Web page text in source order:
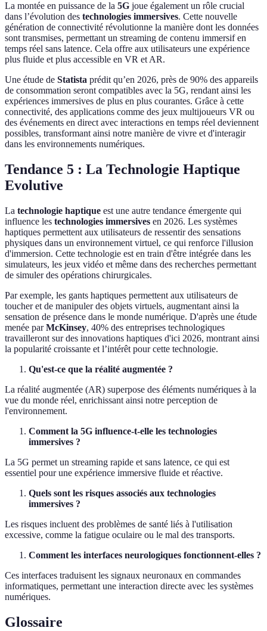
La montée en puissance de la 5G joue également un rôle crucial
dans l’évolution des technologies immersives. Cette nouvelle
génération de connectivité révolutionne la manière dont les données
sont transmises, permettant un streaming de contenu immersif en
temps réel sans latence. Cela offre aux utilisateurs une expérience
plus fluide et plus accessible en VR et AR.
Une étude de Statista prédit qu’en 2026, près de 90% des appareils
de consommation seront compatibles avec la 5G, rendant ainsi les
expériences immersives de plus en plus courantes. Grâce à cette
connectivité, des applications comme des jeux multijoueurs VR ou
des événements en direct avec interactions en temps réel deviennent
possibles, transformant ainsi notre manière de vivre et d'interagir
dans les environnements numériques.
Tendance 5 : La Technologie Haptique
Evolutive
La technologie haptique est une autre tendance émergente qui
influence les technologies immersives en 2026. Les systèmes
haptiques permettent aux utilisateurs de ressentir des sensations
physiques dans un environnement virtuel, ce qui renforce l'illusion
d'immersion. Cette technologie est en train d'être intégrée dans les
simulateurs, les jeux vidéo et même dans des recherches permettant
de simuler des opérations chirurgicales.
Par exemple, les gants haptiques permettent aux utilisateurs de
toucher et de manipuler des objets virtuels, augmentant ainsi la
sensation de présence dans le monde numérique. D'après une étude
menée parMcKinsey, 40% des entreprises technologiques
travailleront sur des innovations haptiques d'ici 2026, montrant ainsi
la popularité croissante et l’intérêt pour cette technologie.
Qu'est-ce que la réalité augmentée ?
La réalité augmentée (AR) superpose des éléments numériques à la
vue du monde réel, enrichissant ainsi notre perception de
l'environnement.
Comment la 5G influence-t-elle les technologies
immersives ?
La 5G permet un streaming rapide et sans latence, ce qui est
essentiel pour une expérience immersive fluide et réactive.
Quels sont les risques associés aux technologies
immersives ?
Les risques incluent des problèmes de santé liés à l'utilisation
excessive, comme la fatigue oculaire ou le mal des transports.
Comment les interfaces neurologiques fonctionnent-elles ?
Ces interfaces traduisent les signaux neuronaux en commandes
informatiques, permettant une interaction directe avec les systèmes
numériques.
Glossaire